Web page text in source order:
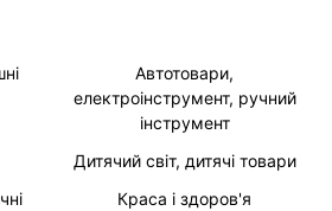
Автотовари,
електроінструмент, ручний
інструмент
Дитячий світ, дитячі товари
Краса і здоров'я